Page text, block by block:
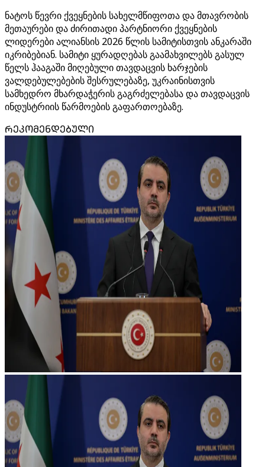
ნატოს წევრი ქვეყნების სახელმწიფოთა და მთავრობის
მეთაურები და ძირითადი პარტნიორი ქვეყნების
ლიდერები ალიანსის 2026 წლის სამიტისთვის ანკარაში
იკრიბებიან. სამიტი ყურადღებას გაამახვილებს გასულ
წელს ჰააგაში მიღებული თავდაცვის ხარჯების
ვალდებულებების შესრულებაზე, უკრაინისთვის
სამხედრო მხარდაჭერის გაგრძელებასა და თავდაცვის
ინდუსტრიის წარმოების გაფართოებაზე.
ᲠᲔᲙᲝᲛᲔᲜᲓᲔᲑᲣᲚᲘ